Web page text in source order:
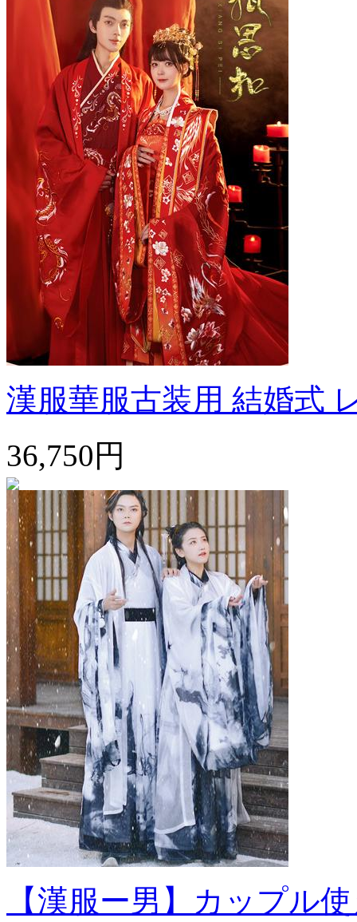
漢服華服古装用 結婚式
36,750円
【漢服ー男】カップル